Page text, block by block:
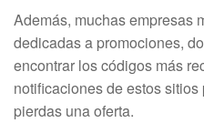
Además, muchas empresas
dedicadas a promociones,
encontrar los códigos más
notificaciones de estos
pierdas una oferta.